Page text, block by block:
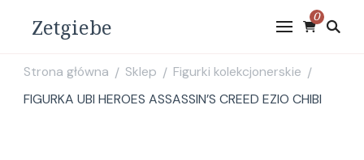
Zetgiebe 0
Strona główna / Sklep / Figurki kolekcjonerskie /
FIGURKA UBI HEROES ASSASSIN’S CREED EZIO CHIBI